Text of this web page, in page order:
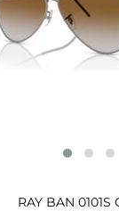
RAY BAN 0101S